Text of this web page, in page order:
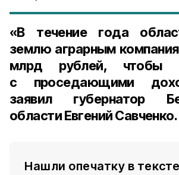
«В течение года
землю аграрным
млрд рублей, чтобы
с проседающими
заявил губернатор
области Евгений Савченко.
Нашли опечатку в